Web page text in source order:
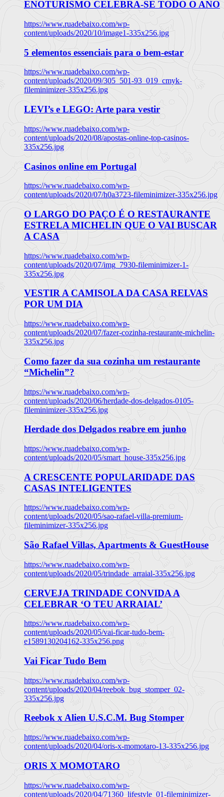
ENOTURISMO CELEBRA-SE TODO O ANO
https://www.ruadebaixo.com/wp-
content/uploads/2020/10/image1-335x256.jpg
5 elementos essenciais para o bem-estar
https://www.ruadebaixo.com/wp-
content/uploads/2020/09/305_501-93_019_cmyk-
fileminimizer-335x256.jpg
LEVI’s e LEGO: Arte para vestir
https://www.ruadebaixo.com/wp-
content/uploads/2020/08/apostas-online-top-casinos-
335x256.jpg
Casinos online em Portugal
https://www.ruadebaixo.com/wp-
content/uploads/2020/07/h0a3723-fileminimizer-335x256.jpg
O LARGO DO PAÇO É O RESTAURANTE
ESTRELA MICHELIN QUE O VAI BUSCAR
A CASA
https://www.ruadebaixo.com/wp-
content/uploads/2020/07/img_7930-fileminimizer-1-
335x256.jpg
VESTIR A CAMISOLA DA CASA RELVAS
POR UM DIA
https://www.ruadebaixo.com/wp-
content/uploads/2020/07/fazer-cozinha-restaurante-michelin-
335x256.jpg
Como fazer da sua cozinha um restaurante
“Michelin”?
https://www.ruadebaixo.com/wp-
content/uploads/2020/06/herdade-dos-delgados-0105-
fileminimizer-335x256.jpg
Herdade dos Delgados reabre em junho
https://www.ruadebaixo.com/wp-
content/uploads/2020/05/smart_house-335x256.jpg
A CRESCENTE POPULARIDADE DAS
CASAS INTELIGENTES
https://www.ruadebaixo.com/wp-
content/uploads/2020/05/sao-rafael-villa-premium-
fileminimizer-335x256.jpg
São Rafael Villas, Apartments & GuestHouse
https://www.ruadebaixo.com/wp-
content/uploads/2020/05/trindade_arraial-335x256.jpg
CERVEJA TRINDADE CONVIDA A
CELEBRAR ‘O TEU ARRAIAL’
https://www.ruadebaixo.com/wp-
content/uploads/2020/05/vai-ficar-tudo-bem-
e1589130204162-335x256.png
Vai Ficar Tudo Bem
https://www.ruadebaixo.com/wp-
content/uploads/2020/04/reebok_bug_stomper_02-
335x256.jpg
Reebok x Alien U.S.C.M. Bug Stomper
https://www.ruadebaixo.com/wp-
content/uploads/2020/04/oris-x-momotaro-13-335x256.jpg
ORIS X MOMOTARO
https://www.ruadebaixo.com/wp-
content/uploads/2020/04/71360_lifestyle_01-fileminimizer-